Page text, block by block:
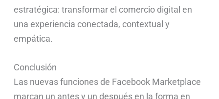
estratégica: transformar el comercio digital en
una experiencia conectada, contextual y
empática.
Conclusión
Las nuevas funciones de Facebook Marketplace
marcan un antes y un después en la forma en